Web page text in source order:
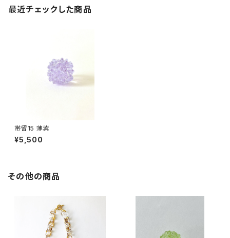
最近チェックした商品
帯留15 薄紫
¥5,500
その他の商品